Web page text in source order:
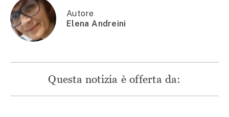
Autore
Elena Andreini
Questa notizia è offerta da: